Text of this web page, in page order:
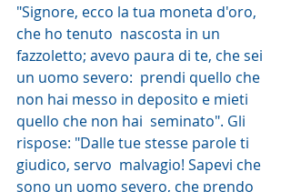
"Signore, ecco la tua moneta d'oro,
che ho tenuto  nascosta in un
fazzoletto; avevo paura di te, che sei
un uomo severo:  prendi quello che
non hai messo in deposito e mieti
quello che non hai  seminato". Gli
rispose: "Dalle tue stesse parole ti
giudico, servo  malvagio! Sapevi che
sono un uomo severo, che prendo